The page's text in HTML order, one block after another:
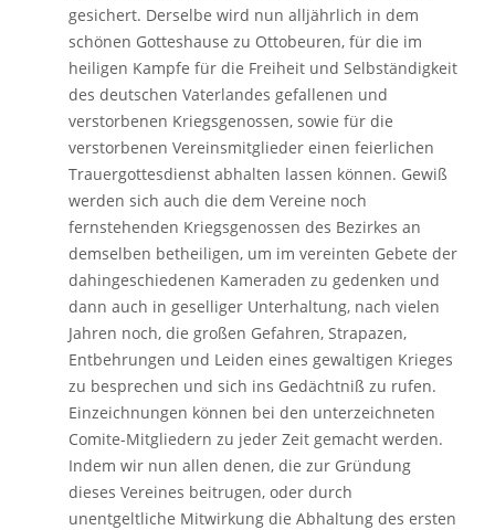
gesichert. Derselbe wird nun alljährlich in dem
schönen Gotteshause zu Ottobeuren, für die im
heiligen Kampfe für die Freiheit und Selbständigkeit
des deutschen Vaterlandes gefallenen und
verstorbenen Kriegsgenossen, sowie für die
verstorbenen Vereinsmitglieder einen feierlichen
Trauergottesdienst abhalten lassen können. Gewiß
werden sich auch die dem Vereine noch
fernstehenden Kriegsgenossen des Bezirkes an
demselben betheiligen, um im vereinten Gebete der
dahingeschiedenen Kameraden zu gedenken und
dann auch in geselliger Unterhaltung, nach vielen
Jahren noch, die großen Gefahren, Strapazen,
Entbehrungen und Leiden eines gewaltigen Krieges
zu besprechen und sich ins Gedächtniß zu rufen.
Einzeichnungen können bei den unterzeichneten
Comite-Mitgliedern zu jeder Zeit gemacht werden.
Indem wir nun allen denen, die zur Gründung
dieses Vereines beitrugen, oder durch
unentgeltliche Mitwirkung die Abhaltung des ersten